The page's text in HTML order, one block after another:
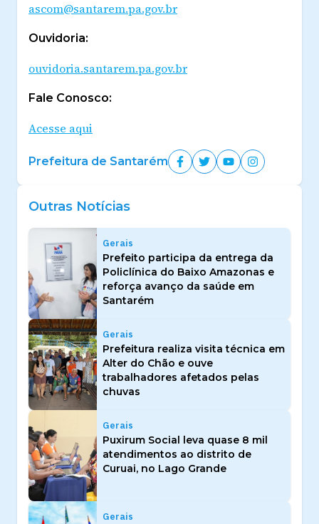
ascom@santarem.pa.gov.br
Ouvidoria:
ouvidoria.santarem.pa.gov.br
Fale Conosco:
Acesse aqui
Prefeitura de Santarém
Outras Notícias
Gerais
Prefeito participa da entrega da
Policlínica do Baixo Amazonas e
reforça avanço da saúde em
Santarém
Gerais
Prefeitura realiza visita técnica em
Alter do Chão e ouve
trabalhadores afetados pelas
chuvas
Gerais
Puxirum Social leva quase 8 mil
atendimentos ao distrito de
Curuai, no Lago Grande
Gerais